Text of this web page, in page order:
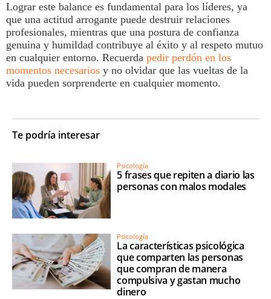
Lograr este balance es fundamental para los líderes, ya
que una actitud arrogante puede destruir relaciones
profesionales, mientras que una postura de confianza
genuina y humildad contribuye al éxito y al respeto mutuo
en cualquier entorno. Recuerda pedir perdón en los
momentos necesariosy no olvidar que las vueltas de la
vida pueden sorprenderte en cualquier momento.
Te podría interesar
Psicología
5 frases que repiten a diario las
personas con malos modales
Psicología
La características psicológica
que comparten las personas
que compran de manera
compulsiva y gastan mucho
dinero